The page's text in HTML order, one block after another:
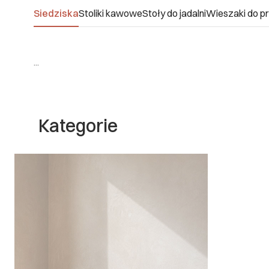
SiedziskaStoliki kawoweStoły do jadalniWieszaki do
...
Kategorie